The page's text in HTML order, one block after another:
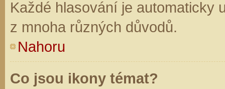
Každé hlasování je automaticky
z mnoha různých důvodů.
Nahoru
Co jsou ikony témat?